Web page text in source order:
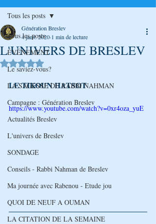
Tous les posts
ÉVÉNEMENT
Le saviez-vous?
LA SAGESSE DE RABBI NAHMAN
Campagne : Génération Breslev
Actualités Breslev
L'univers de Breslev
SONDAGE
Conseils - Rabbi Nahman de Breslev
Ma journée avec Rabenou - Etude jou
QUOI DE NEUF A OUMAN
LA CITATION DE LA SEMAINE
Tous les posts
L'UNIVERS DE BRESLEV
Génération Breslev
4 janv. 2020 1 min de lecture
Noté NaN étoiles sur 5.
LE TIKOUN HATSOT
https://www.youtube.com/watch?v=0xr4oza_yuE